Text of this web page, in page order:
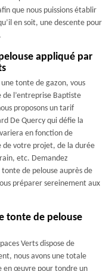
que nous puissions établir
en soit, une descente pour
appliqué par
tonte de gazon, vous
l’entreprise Baptiste
proposons un tarif
De Quercy qui défie la
en fonction de
de votre projet, de la durée
etc. Demandez
de pelouse auprès de
préparer sereinement aux
tonte de pelouse
Verts dispose de
nous avons une totale
en œuvre pour tondre un